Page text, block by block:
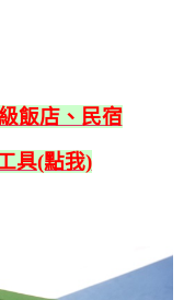
飯店、民宿
具(點我)